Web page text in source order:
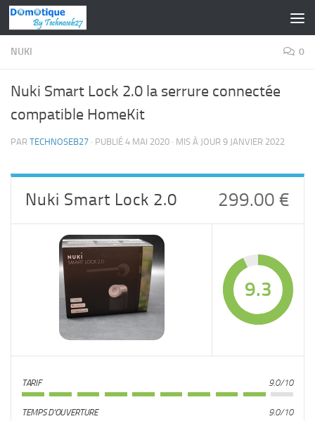
Skip to content
NUKI 0
Nuki Smart Lock 2.0 la serrure connectée
compatible HomeKit
PAR TECHNOSEB27 · PUBLIÉ 4 MAI 2020 · MIS À JOUR 9 JANVIER 2022
Nuki Smart Lock 2.0 299.00 €
9.3
TARIF 9.0/10
TEMPS D'OUVERTURE 9.0/10